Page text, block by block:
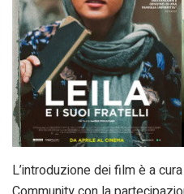
L’introduzione dei film è a